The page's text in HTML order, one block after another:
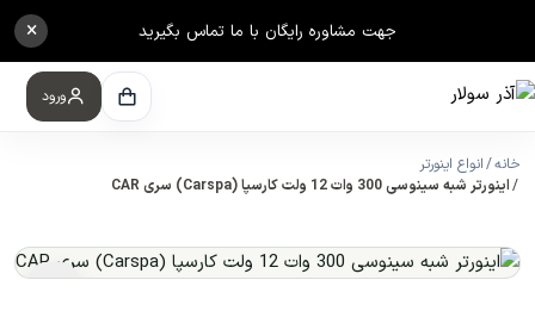
جهت مشاوره رایگان با ما تماس بگیرید ×
ورود
خانه انواع اینورتر
اینورتر شبه سینوسی 300 وات 12 ولت کارسپا (Carspa) سری CAR